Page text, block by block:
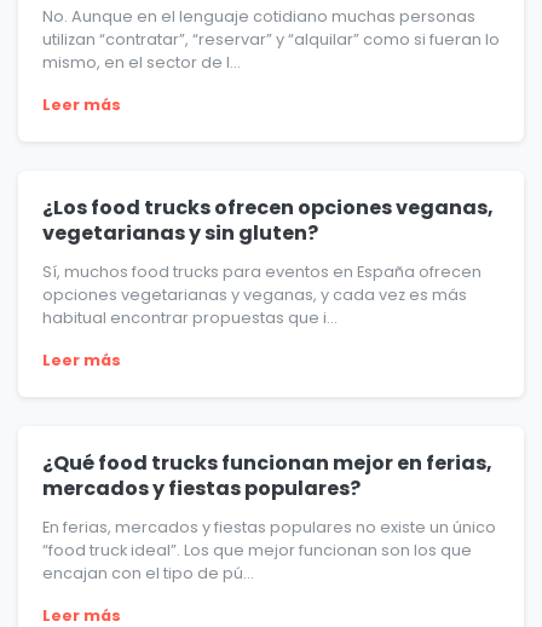
No. Aunque en el lenguaje cotidiano muchas personas
utilizan “contratar”, “reservar” y “alquilar” como si fueran lo
mismo, en el sector de l...
Leer más
¿Los food trucks ofrecen opciones veganas,
vegetarianas y sin gluten?
Sí, muchos food trucks para eventos en España ofrecen
opciones vegetarianas y veganas, y cada vez es más
habitual encontrar propuestas que i...
Leer más
¿Qué food trucks funcionan mejor en ferias,
mercados y fiestas populares?
En ferias, mercados y fiestas populares no existe un único
“food truck ideal”. Los que mejor funcionan son los que
encajan con el tipo de pú...
Leer más